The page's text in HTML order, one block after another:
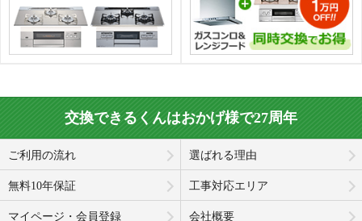
交換できるくんはおかげ様で27周年
ご利用の流れ 選ばれる理由
無料10年保証 工事対応エリア
マイページ・会員登録 会社概要